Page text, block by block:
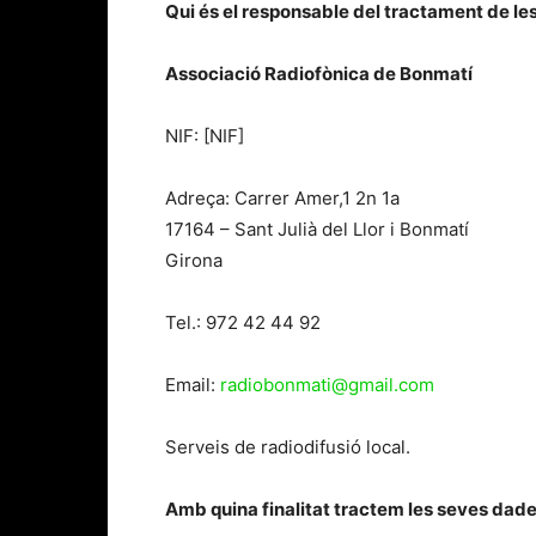
Qui és el responsable del tractament de
Associació Radiofònica de Bonmatí
NIF: [NIF]
Adreça: Carrer Amer,1 2n 1a
17164 – Sant Julià del Llor i Bonmatí
Girona
Tel.: 972 42 44 92
Email: radiobonmati@gmail.com
Serveis de radiodifusió local.
Amb quina finalitat tractem les seves